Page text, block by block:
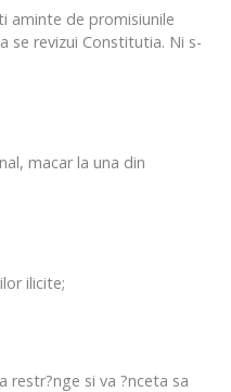
aminte de promisiunile
se revizui Constitutia. Ni s-
macar la una din
ilicite;
restr?nge si va ?nceta sa